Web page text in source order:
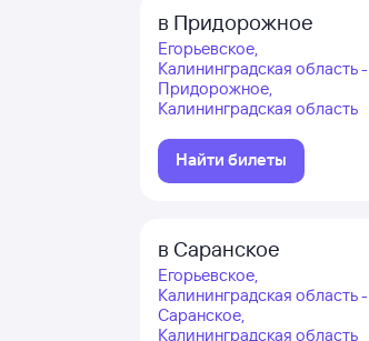
в Придорожное
Егорьевское,
Калининградская область -
Придорожное,
Калининградская область
Найти билеты
в Саранское
Егорьевское,
Калининградская область -
Саранское,
Калининградская область